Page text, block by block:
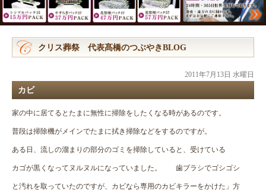
クリス葬祭 代表髙橋のつぶやきBLOG
2011年7月13日 水曜日
カビ
家の中に居てるとたまに無性に掃除をしたくなる時があるのです。
普段は掃除機がメインでたまに拭き掃除などをするのですが。
ある日、流しの溜まりの部分のゴミを掃除していると、受けている
カゴが黒くなってヌルヌルになっていました。 歯ブラシでゴシゴシ
と汚れを取っていたのですが、カビなら専用のカビキラーをかけた」方